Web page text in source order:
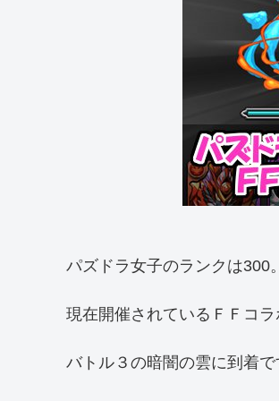
パズドラ女子のランクは300。
現在開催されているＦＦコ
バトル３の暗闇の雲に到着で